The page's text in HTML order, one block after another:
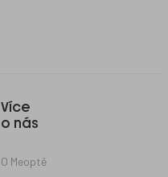
Více
o nás
O Meoptě